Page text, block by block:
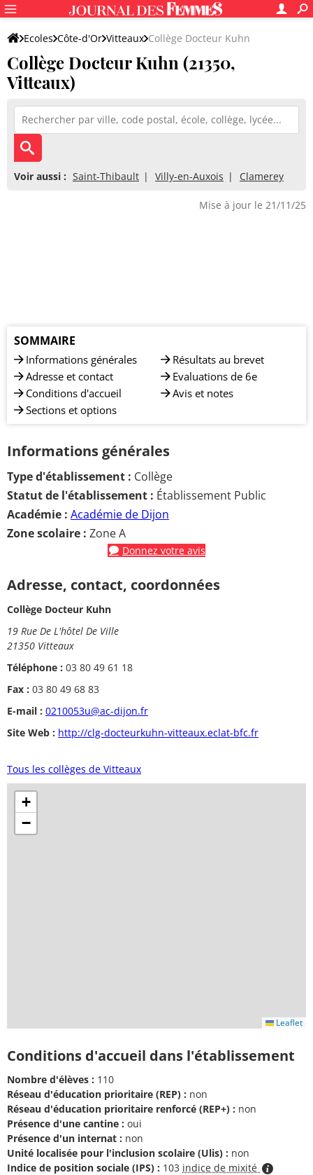
Ecoles Côte-d'Or Vitteaux Collège Docteur Kuhn
Collège Docteur Kuhn (21350,
Vitteaux)
Voir aussi : Saint-Thibault Villy-en-Auxois Clamerey
Mise à jour le 21/11/25
SOMMAIRE
Informations générales
Adresse et contact
Conditions d'accueil
Sections et options
Résultats au brevet
Evaluations de 6e
Avis et notes
Informations générales
Type d'établissement : Collège
Statut de l'établissement : Établissement Public
Académie : Académie de Dijon
Zone scolaire : Zone A
Donnez votre avis
Adresse, contact, coordonnées
Collège Docteur Kuhn
19 Rue De L'hôtel De Ville
21350 Vitteaux
Téléphone : 03 80 49 61 18
Fax : 03 80 49 68 83
E-mail : 0210053u@ac-dijon.fr
Site Web : http://clg-docteurkuhn-vitteaux.eclat-bfc.fr
Tous les collèges de Vitteaux
+
−
Leaflet
Conditions d'accueil dans l'établissement
Nombre d'élèves : 110
Réseau d'éducation prioritaire (REP) : non
Réseau d'éducation prioritaire renforcé (REP+) : non
Présence d'une cantine : oui
Présence d'un internat : non
Unité localisée pour l'inclusion scolaire (Ulis) : non
Indice de position sociale (IPS) : 103 indice de mixité